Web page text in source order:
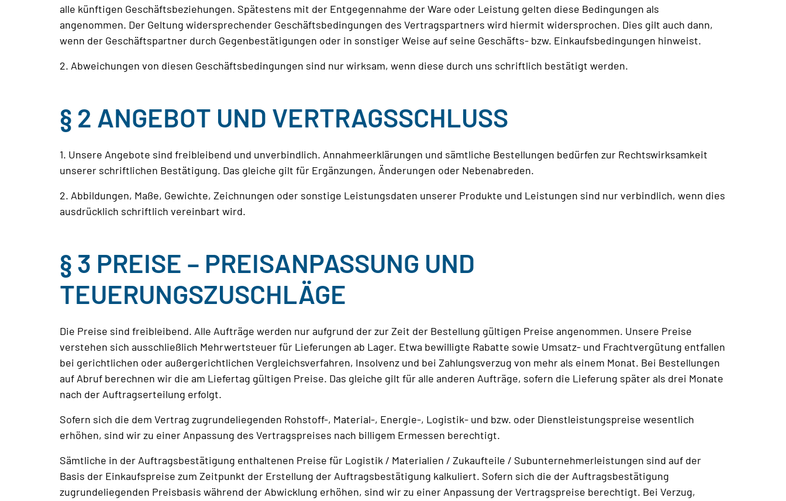
alle künftigen Geschäftsbeziehungen. Spätestens mit der Entgegennahme der Ware oder Leistung gelten diese Bedingungen als
angenommen. Der Geltung widersprechender Geschäftsbedingungen des Vertragspartners wird hiermit widersprochen. Dies gilt auch dann,
wenn der Geschäftspartner durch Gegenbestätigungen oder in sonstiger Weise auf seine Geschäfts- bzw. Einkaufsbedingungen hinweist.
2. Abweichungen von diesen Geschäftsbedingungen sind nur wirksam, wenn diese durch uns schriftlich bestätigt werden.
§ 2 ANGEBOT UND VERTRAGSSCHLUSS
1. Unsere Angebote sind freibleibend und unverbindlich. Annahmeerklärungen und sämtliche Bestellungen bedürfen zur Rechtswirksamkeit
unserer schriftlichen Bestätigung. Das gleiche gilt für Ergänzungen, Änderungen oder Nebenabreden.
2. Abbildungen, Maße, Gewichte, Zeichnungen oder sonstige Leistungsdaten unserer Produkte und Leistungen sind nur verbindlich, wenn dies
ausdrücklich schriftlich vereinbart wird.
§ 3 PREISE – PREISANPASSUNG UND
TEUERUNGSZUSCHLÄGE
Die Preise sind freibleibend. Alle Aufträge werden nur aufgrund der zur Zeit der Bestellung gültigen Preise angenommen. Unsere Preise
verstehen sich ausschließlich Mehrwertsteuer für Lieferungen ab Lager. Etwa bewilligte Rabatte sowie Umsatz- und Frachtvergütung entfallen
bei gerichtlichen oder außergerichtlichen Vergleichsverfahren, Insolvenz und bei Zahlungsverzug von mehr als einem Monat. Bei Bestellungen
auf Abruf berechnen wir die am Liefertag gültigen Preise. Das gleiche gilt für alle anderen Aufträge, sofern die Lieferung später als drei Monate
nach der Auftragserteilung erfolgt.
Sofern sich die dem Vertrag zugrundeliegenden Rohstoff-, Material-, Energie-, Logistik- und bzw. oder Dienstleistungspreise wesentlich
erhöhen, sind wir zu einer Anpassung des Vertragspreises nach billigem Ermessen berechtigt.
Sämtliche in der Auftragsbestätigung enthaltenen Preise für Logistik / Materialien / Zukaufteile / Subunternehmerleistungen sind auf der
Basis der Einkaufspreise zum Zeitpunkt der Erstellung der Auftragsbestätigung kalkuliert. Sofern sich die der Auftragsbestätigung
zugrundeliegenden Preisbasis während der Abwicklung erhöhen, sind wir zu einer Anpassung der Vertragspreise berechtigt. Bei Verzug,